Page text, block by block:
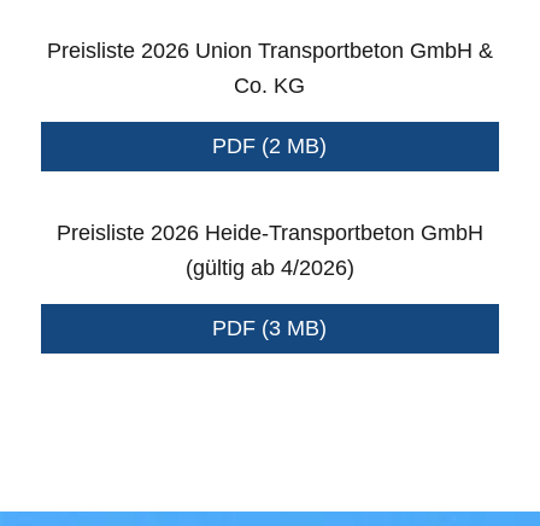
Preisliste 2026 Union Transportbeton GmbH &
Co. KG
PDF (2 MB)
Preisliste 2026 Heide-Transportbeton GmbH
(gültig ab 4/2026)
PDF (3 MB)